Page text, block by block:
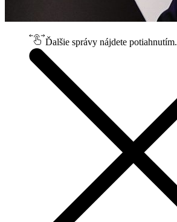
Ďalšie správy nájdete potiahnutím.